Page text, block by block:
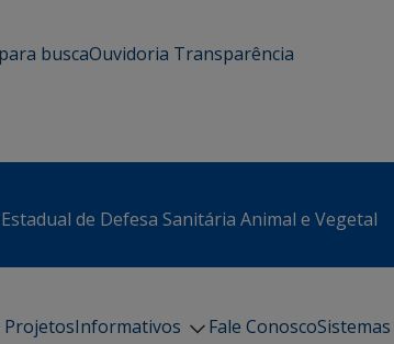
buscaOuvidoria Transparência
de Defesa Sanitária Animal e Vegetal
ProjetosInformativos Fale ConoscoSistemas